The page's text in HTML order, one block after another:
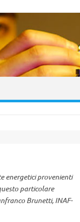
energetici provenienti
particolare
Brunetti, INAF-